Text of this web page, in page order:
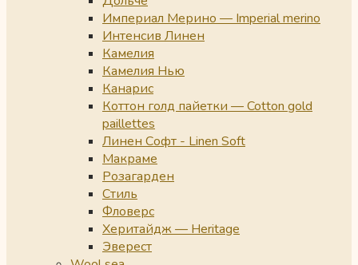
Империал Мерино — Imperial merino
Интенсив Линен
Камелия
Камелия Нью
Канарис
Коттон голд пайетки — Cotton gold
paillettes
Линен Софт - Linen Soft
Макраме
Розагарден
Стиль
Фловерс
Херитайдж — Heritage
Эверест